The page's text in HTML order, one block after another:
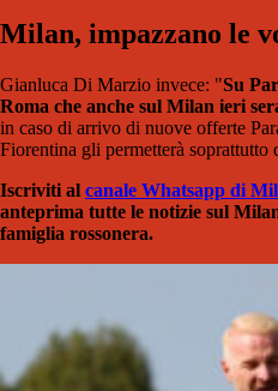
Milan, impazzano le
Gianluca Di Marzio invece: "Su
Roma che anche sul Milan ieri
in caso di arrivo di nuove offerte
Fiorentina gli permetterà soprattutto
Iscriviti al canale Whatsapp di
anteprima tutte le notizie sul
famiglia rossonera.